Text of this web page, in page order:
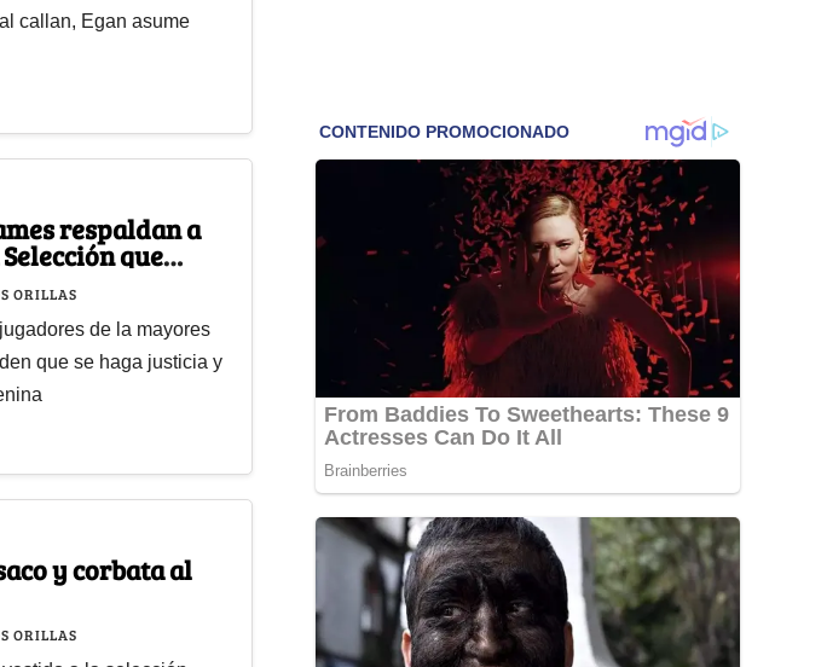
callan, Egan asume
respaldan a
que
ORILLAS
de la mayores
que se haga justicia y
y corbata al
ORILLAS